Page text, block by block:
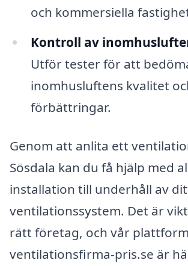
och kommersiella
Kontroll av
Utför tester för att
inomhusluftens kvalitet
förbättringar.
Genom att anlita ett
Sösdala kan du få hjälp med
installation till underhåll av
ventilationssystem. Det är
rätt företag, och vår plattform
ventilationsfirma-pris.se är